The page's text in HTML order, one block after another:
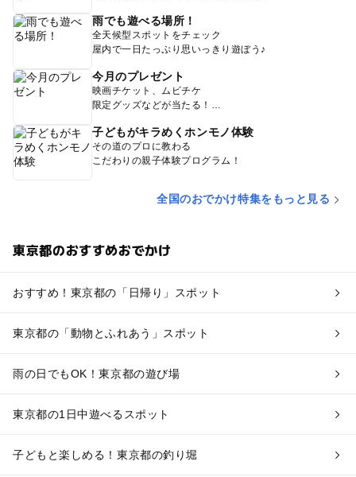
雨でも遊べる場所！
全天候型スポットをチェック
屋内で一日たっぷり思いっきり遊ぼう♪
今月のプレゼント
映画チケット、ムビチケ
限定グッズなどが当たる！
子どもがキラめくホンモノ体験
その道のプロに教わる
こだわりの親子体験プログラム！
全国のおでかけ特集をもっと見る
東京都のおすすめおでかけ
おすすめ！東京都の「日帰り」スポット
東京都の「動物とふれあう」スポット
雨の日でもOK！東京都の遊び場
東京都の1日中遊べるスポット
子どもと楽しめる！東京都の釣り堀